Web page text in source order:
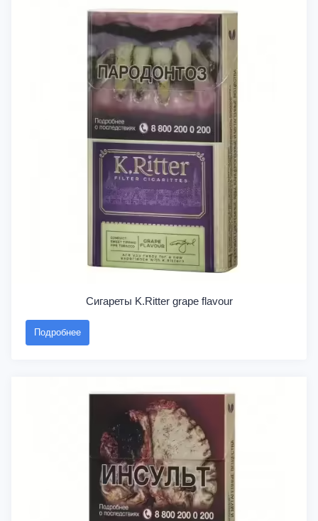
Сигареты K.Ritter grape flavour
Подробнее